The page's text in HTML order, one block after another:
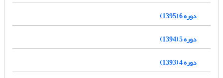
دوره 6 (1395)
دوره 5 (1394)
دوره 4 (1393)